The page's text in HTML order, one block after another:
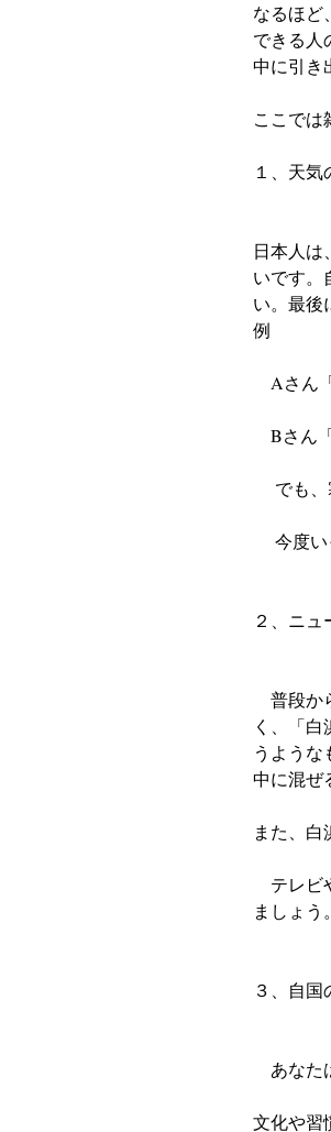
なるほど
できる人
中に引き
ここでは
１、天気
日本人は
いです。
い。最後
例
Aさん
Bさん
でも、
今度い
２、ニュ
普段か
く、「
うよう
中に混ぜ
また、
テレビ
ましょう
３、自
あなた
文化や習